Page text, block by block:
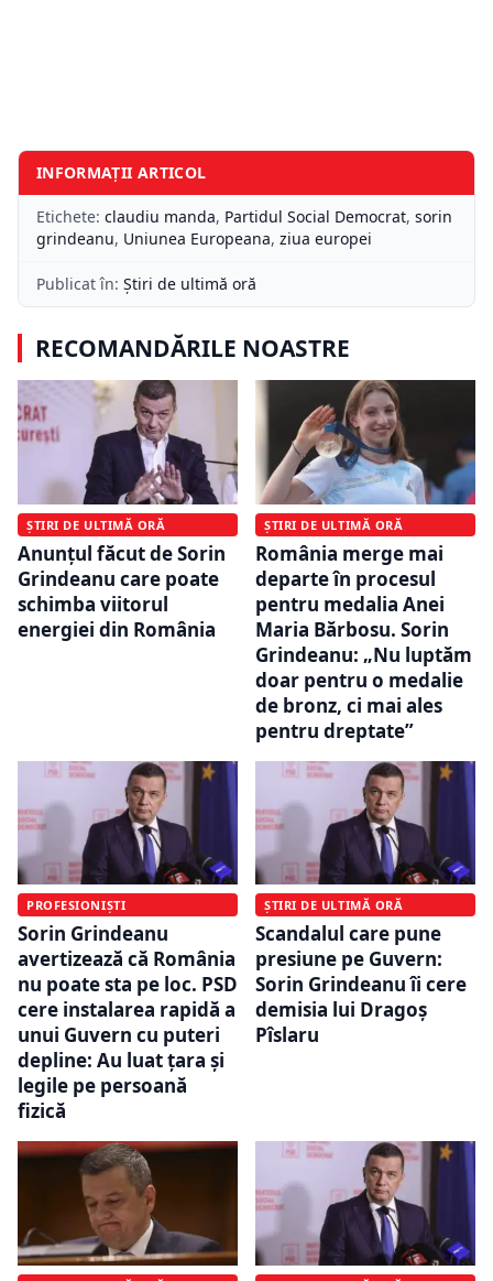
INFORMAȚII ARTICOL
Etichete: claudiu manda, Partidul Social Democrat, sorin
grindeanu, Uniunea Europeana, ziua europei
Publicat în: Știri de ultimă oră
RECOMANDĂRILE NOASTRE
ȘTIRI DE ULTIMĂ ORĂ
Anunțul făcut de Sorin
Grindeanu care poate
schimba viitorul
energiei din România
ȘTIRI DE ULTIMĂ ORĂ
România merge mai
departe în procesul
pentru medalia Anei
Maria Bărbosu. Sorin
Grindeanu: „Nu luptăm
doar pentru o medalie
de bronz, ci mai ales
pentru dreptate”
PROFESIONIȘTI
Sorin Grindeanu
avertizează că România
nu poate sta pe loc. PSD
cere instalarea rapidă a
unui Guvern cu puteri
depline: Au luat ţara şi
legile pe persoană
fizică
ȘTIRI DE ULTIMĂ ORĂ
Scandalul care pune
presiune pe Guvern:
Sorin Grindeanu îi cere
demisia lui Dragoș
Pîslaru